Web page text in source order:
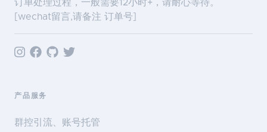
订单处理过程，一般需要12小时+，请耐心等待。
[wechat留言,请备注 订单号]
产品服务
群控引流、账号托管